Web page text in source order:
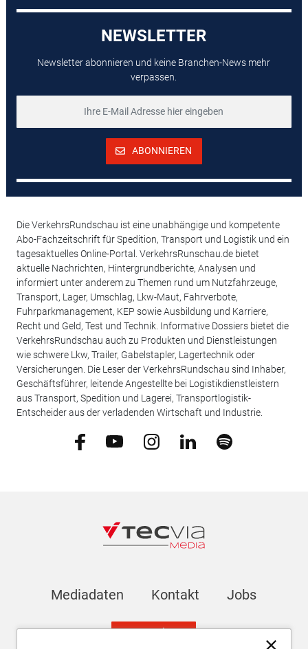
NEWSLETTER
Newsletter abonnieren und keine Branchen-News mehr
verpassen.
ABONNIEREN
Die VerkehrsRundschau ist eine unabhängige und kompetente
Abo-Fachzeitschrift für Spedition, Transport und Logistik und ein
tagesaktuelles Online-Portal. VerkehrsRunschau.de bietet
aktuelle Nachrichten, Hintergrundberichte, Analysen und
informiert unter anderem zu Themen rund um Nutzfahrzeuge,
Transport, Lager, Umschlag, Lkw-Maut, Fahrverbote,
Fuhrparkmanagement, KEP sowie Ausbildung und Karriere,
Recht und Geld, Test und Technik. Informative Dossiers bietet die
VerkehrsRundschau auch zu Produkten und Dienstleistungen
wie schwere Lkw, Trailer, Gabelstapler, Lagertechnik oder
Versicherungen. Die Leser der VerkehrsRundschau sind Inhaber,
Geschäftsführer, leitende Angestellte bei Logistikdienstleistern
aus Transport, Spedition und Lagerei, Transportlogistik-
Entscheider aus der verladenden Wirtschaft und Industrie.
Mediadaten Kontakt Jobs
Newsletter